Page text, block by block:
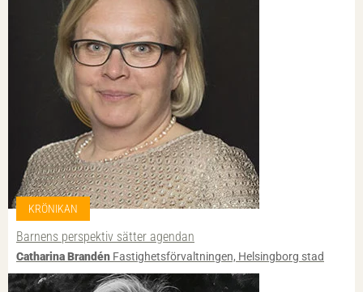
KRÖNIKAN
Barnens perspektiv sätter agendan
Catharina Brandén Fastighetsförvaltningen, Helsingborg stad